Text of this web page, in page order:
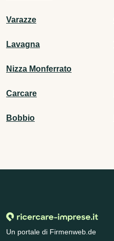
Varazze
Lavagna
Nizza Monferrato
Carcare
Bobbio
Un portale di Firmenweb.de